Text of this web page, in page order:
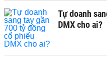
Tự doanh
DMX cho ai?